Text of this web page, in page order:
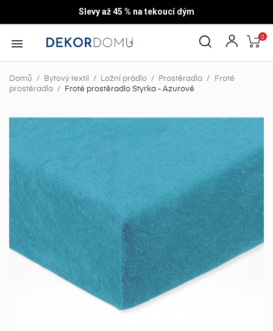
Slevy až 45 % na tekoucí dým
 0
Domů Bytový textil Ložní prádlo Prostěradla
Froté
prostěradla
Froté prostěradlo Styrka - Azurové